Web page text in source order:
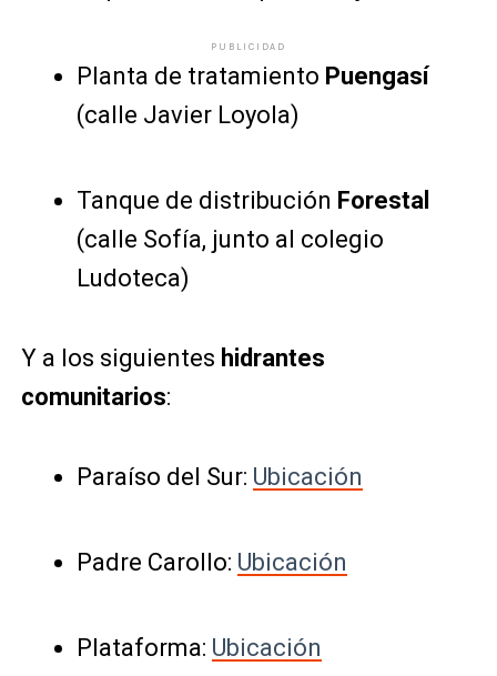
PUBLICIDAD
Planta de tratamiento Puengasí
(calle Javier Loyola)
Tanque de distribución Forestal
(calle Sofía, junto al colegio
Ludoteca)
Y a los siguientes hidrantes
comunitarios:
Paraíso del Sur: Ubicación
Padre Carollo: Ubicación
Plataforma: Ubicación